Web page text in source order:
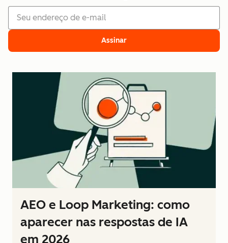
Assinar
AEO e Loop Marketing: como
aparecer nas respostas de IA
em 2026